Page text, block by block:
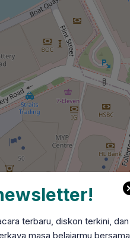
terbaru, diskon terkini, dan
masa belajarmu bersama